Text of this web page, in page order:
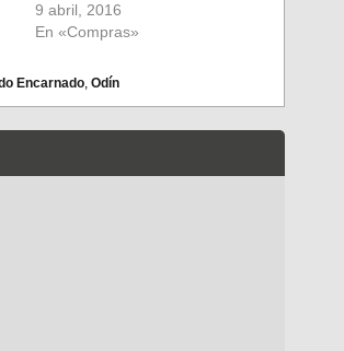
9 abril, 2016
En «Compras»
Encarnado, Odín